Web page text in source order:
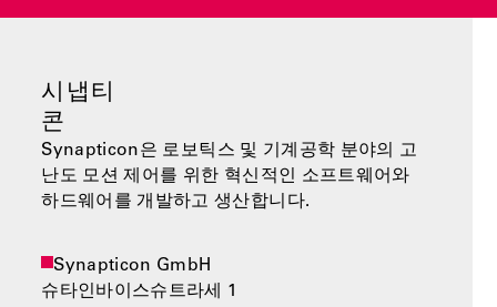
시냅티
콘
Synapticon은 로보틱스 및 기계공학 분야의 고
난도 모션 제어를 위한 혁신적인 소프트웨어와
하드웨어를 개발하고 생산합니다.
Synapticon GmbH
슈타인바이스슈트라세 1